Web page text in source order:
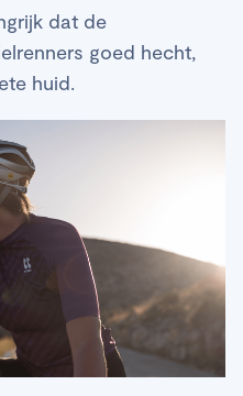
dat de
goed hecht,
huid.